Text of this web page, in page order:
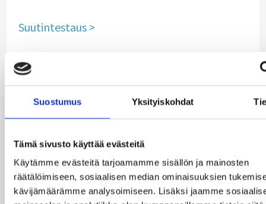
Suostumus Yksityiskohdat
Tämä sivusto käyttää evästeitä
Käytämme evästeitä tarjoamamme sisällön ja mainosten
räätälöimiseen, sosiaalisen median ominaisuuksien
kävijämäärämme analysoimiseen. Lisäksi jaamme
Suutintestaus >
Putkistotutkimus >